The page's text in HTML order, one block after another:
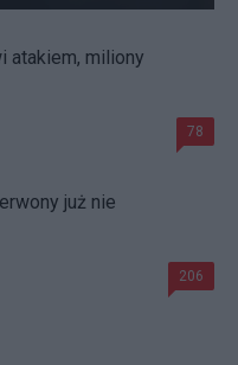
atakiem, miliony
78
już nie
206